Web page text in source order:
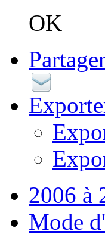
OK
2006 à
Mode